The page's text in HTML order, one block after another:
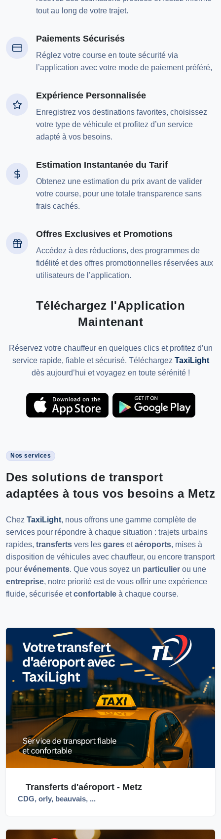
tout au long de votre trajet.
Paiements Sécurisés
Réglez votre course en toute sécurité via
l’application avec votre mode de paiement préféré,
Expérience Personnalisée
Enregistrez vos destinations favorites, choisissez
votre type de véhicule et profitez d’un service
adapté à vos besoins.
Estimation Instantanée du Tarif
Obtenez une estimation du prix avant de valider
votre course, pour une totale transparence sans
frais cachés.
Offres Exclusives et Promotions
Accédez à des réductions, des programmes de
fidélité et des offres promotionnelles réservées aux
utilisateurs de l’application.
Téléchargez l'Application
Maintenant
Réservez votre chauffeur en quelques clics et profitez d’un
service rapide, fiable et sécurisé. Téléchargez TaxiLight
dès aujourd’hui et voyagez en toute sérénité !
Nos services
Des solutions de transport
adaptées à tous vos besoins a Metz
Chez TaxiLight, nous offrons une gamme complète de
services pour répondre à chaque situation : trajets urbains
rapides, transferts vers les gares etaéroports, mises à
disposition de véhicules avec chauffeur, ou encore transport
pour événements. Que vous soyez un particulier ou une
entreprise, notre priorité est de vous offrir une expérience
fluide, sécurisée etconfortable à chaque course.
Transferts d'aéroport - Metz
CDG, orly, beauvais, ...